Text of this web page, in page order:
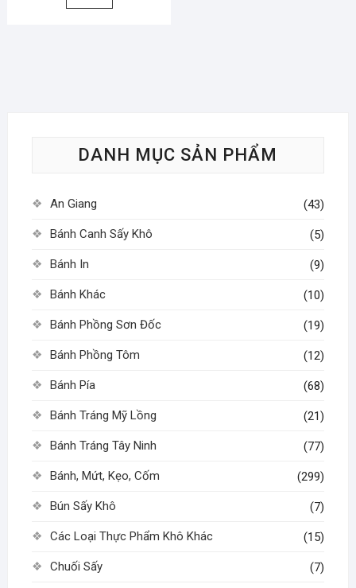
chọn
chọn
DANH MỤC SẢN PHẨM
An Giang (43)
Bánh Canh Sấy Khô (5)
Bánh In (9)
Bánh Khác (10)
Bánh Phồng Sơn Đốc (19)
Bánh Phồng Tôm (12)
Bánh Pía (68)
Bánh Tráng Mỹ Lồng (21)
Bánh Tráng Tây Ninh (77)
Bánh, Mứt, Kẹo, Cốm (299)
Bún Sấy Khô (7)
Các Loại Thực Phẩm Khô Khác (15)
Chuối Sấy (7)